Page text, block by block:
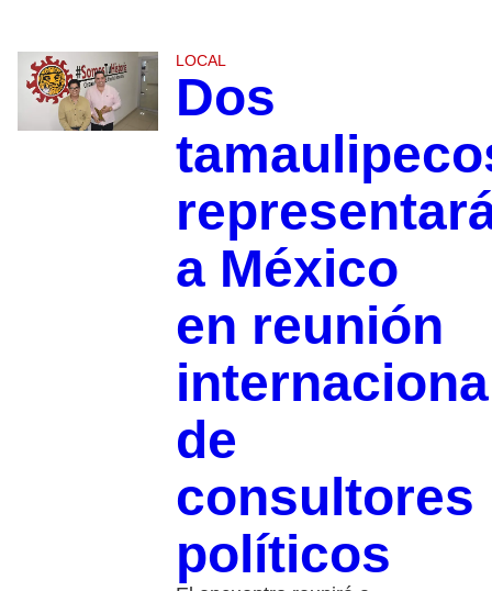
LOCAL
Dos
a México
en reunión
de
consultores
políticos